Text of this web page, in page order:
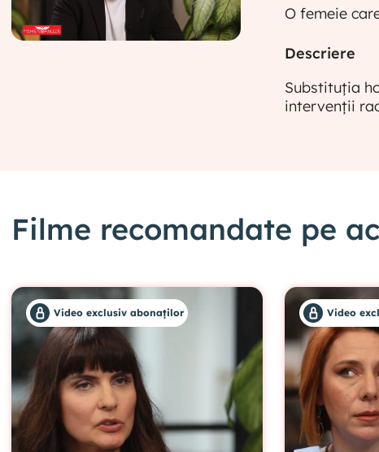
O femeie
Descriere
Substituția
intervenții
Filme recomandate pe
Video exclusiv abonaților Video